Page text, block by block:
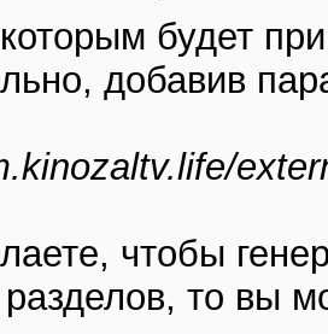
будет
добавив
чтобы
разделов, то вы